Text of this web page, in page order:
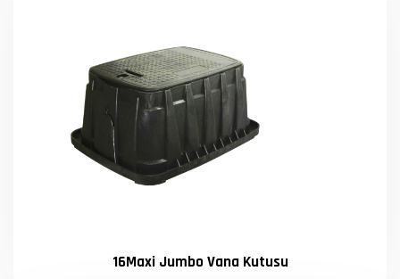
16Maxi Jumbo Vana Kutusu